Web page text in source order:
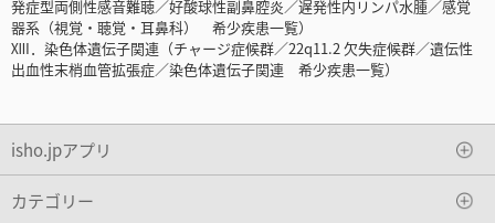
発症型両側性感音難聴／好酸球性副鼻腔炎／遅発性内リンパ水腫／感覚
器系（視覚・聴覚・耳鼻科） 希少疾患一覧）
ⅫI．染色体遺伝子関連（チャージ症候群／22q11.2 欠失症候群／遺伝性
出血性末梢血管拡張症／染色体遺伝子関連 希少疾患一覧）
isho.jpアプリ
カテゴリー